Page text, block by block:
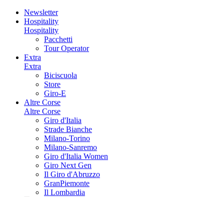
Newsletter
Hospitality
Hospitality
Pacchetti
Tour Operator
Extra
Extra
Biciscuola
Store
Giro-E
Altre Corse
Altre Corse
Giro d'Italia
Strade Bianche
Milano-Torino
Milano-Sanremo
Giro d'Italia Women
Giro Next Gen
Il Giro d'Abruzzo
GranPiemonte
Il Lombardia